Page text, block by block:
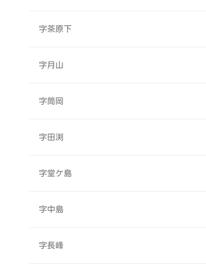
字茶原下
字月山
字筒岡
字田渕
字堂ケ島
字中島
字長峰